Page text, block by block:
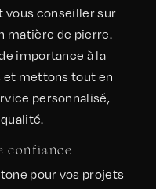
vous conseiller sur
matière de pierre.
importance à la
mettons tout en
personnalisé,
confiance
pour vos projets